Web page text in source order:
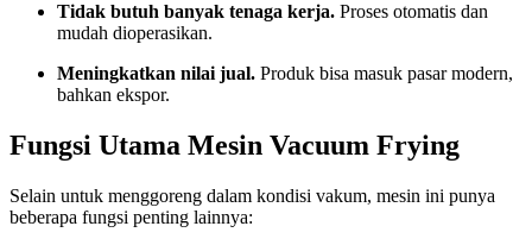
Tidak butuh banyak tenaga kerja. Proses otomatis dan
mudah dioperasikan.
Meningkatkan nilai jual. Produk bisa masuk pasar modern,
bahkan ekspor.
Fungsi Utama Mesin Vacuum Frying
Selain untuk menggoreng dalam kondisi vakum, mesin ini punya
beberapa fungsi penting lainnya: